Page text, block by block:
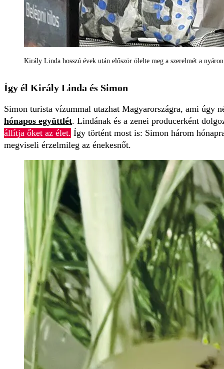
Király Linda hosszú évek után először ölelte meg a szerelmét a
Így él Király Linda és Simon
Simon turista vízummal utazhat Magyarországra, ami úgy
hónapos együttlét. Lindának és a zenei producerként
állítja őket az élet. Így történt most is: Simon három
megviseli érzelmileg az énekesnőt.